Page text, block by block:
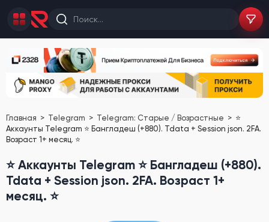
Главная Telegram Telegram: Старые / Возрастные
⭐
Аккаунты Telegram ⭐ Бангладеш (+880). Tdata + Session json. 2FA.
Возраст 1+ месяц. ⭐
⭐ Аккаунты Telegram ⭐ Бангладеш (+880).
Tdata + Session json. 2FA. Возраст 1+
месяц. ⭐